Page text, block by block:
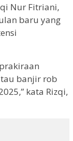
Nur Fitriani,
baru yang
banjir rob
kata Rizqi,